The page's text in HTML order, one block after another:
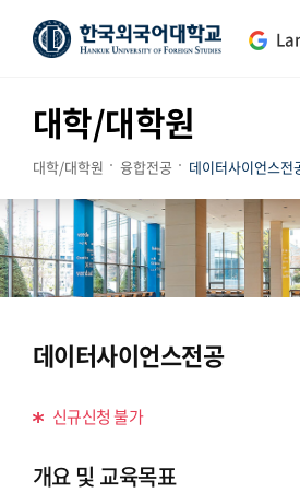
대학/대학원
대학/대학원 융합전공 데이터사이언스전
데이터사이언스전공
신규신청 불가
개요 및 교육목표